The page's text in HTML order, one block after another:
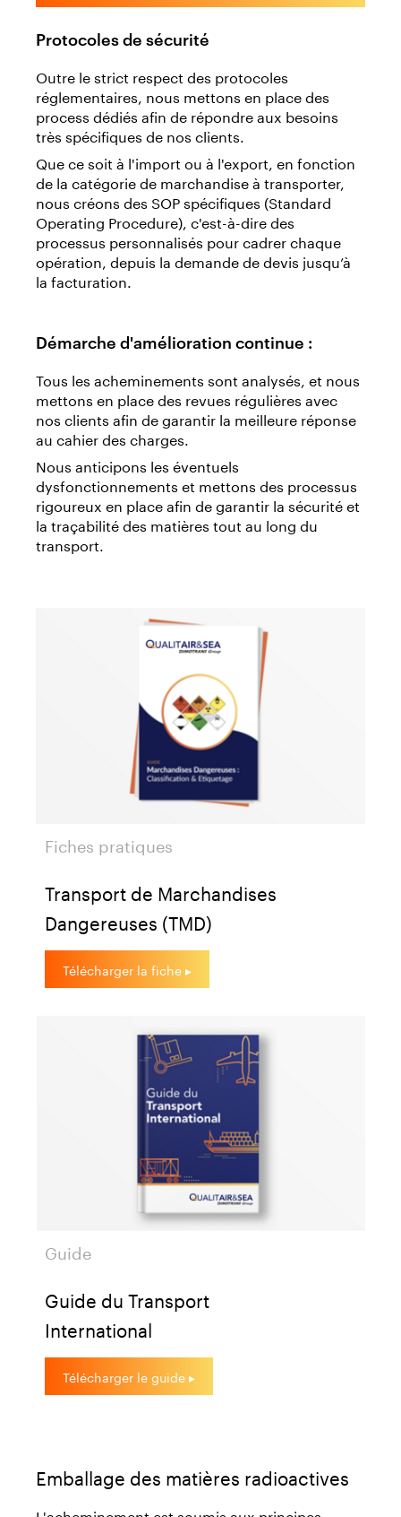
Protocoles de sécurité
Outre le strict respect des protocoles
réglementaires, nous mettons en place des
process dédiés afin de répondre aux besoins
très spécifiques de nos clients.
Que ce soit à l'import ou à l'export, en fonction
de la catégorie de marchandise à transporter,
nous créons des SOP spécifiques (Standard
Operating Procedure), c'est-à-dire des
processus personnalisés pour cadrer chaque
opération, depuis la demande de devis jusqu’à
la facturation.
Démarche d'amélioration continue :
Tous les acheminements sont analysés, et nous
mettons en place des revues régulières avec
nos clients afin de garantir la meilleure réponse
au cahier des charges.
Nous anticipons les éventuels
dysfonctionnements et mettons des processus
rigoureux en place afin de garantir la sécurité et
la traçabilité des matières tout au long du
transport.
Fiches pratiques
Transport de Marchandises
Dangereuses (TMD)
Télécharger la fiche ▸
Guide
Guide du Transport
International
Télécharger le guide ▸
Emballage des matières radioactives